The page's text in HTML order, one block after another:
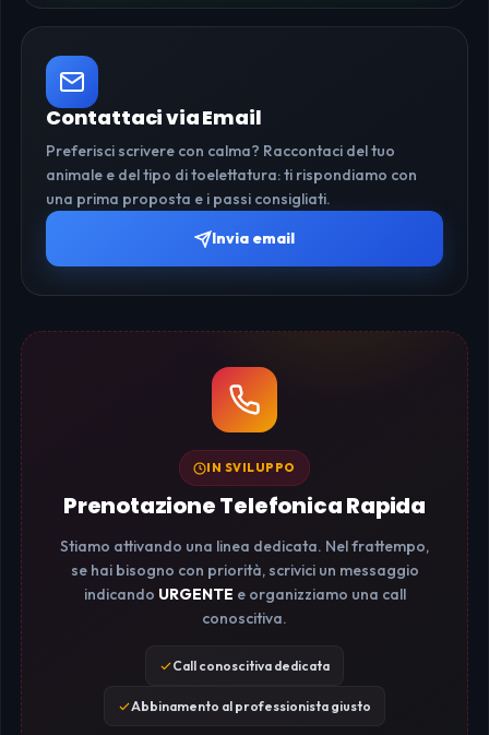
Contattaci via Email
Preferisci scrivere con calma? Raccontaci del tuo
animale e del tipo di toelettatura: ti rispondiamo con
una prima proposta e i passi consigliati.
Invia email
IN SVILUPPO
Prenotazione Telefonica Rapida
Stiamo attivando una linea dedicata. Nel frattempo,
se hai bisogno con priorità, scrivici un messaggio
indicando URGENTE e organizziamo una call
conoscitiva.
Call conoscitiva dedicata
Abbinamento al professionista giusto